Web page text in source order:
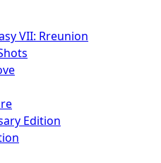
VII: Rreunion
Edition